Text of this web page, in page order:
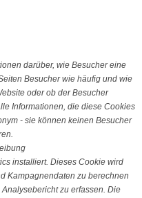
darüber, wie Besucher eine
Besucher wie häufig und wie
oder ob der Besucher
Informationen, die diese Cookies
- sie können keinen Besucher
installiert. Dieses Cookie wird
Kampagnendaten zu berechnen
zu erfassen. Die